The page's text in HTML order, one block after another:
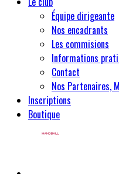
Équipe dirigeante
Nos encadrants
Les commisions
Informations
Contact
Nos Partenaires,
Inscriptions
Boutique